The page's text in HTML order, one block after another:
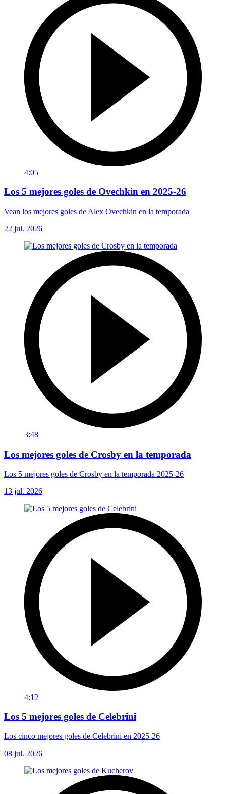
4:05
Los 5 mejores goles de Ovechkin en 2025-26
Vean los mejores goles de Alex Ovechkin en la temporada
22 jul. 2026
3:48
Los mejores goles de Crosby en la temporada
Los 5 mejores goles de Crosby en la temporada 2025-26
13 jul. 2026
4:12
Los 5 mejores goles de Celebrini
Los cinco mejores goles de Celebrini en 2025-26
08 jul. 2026